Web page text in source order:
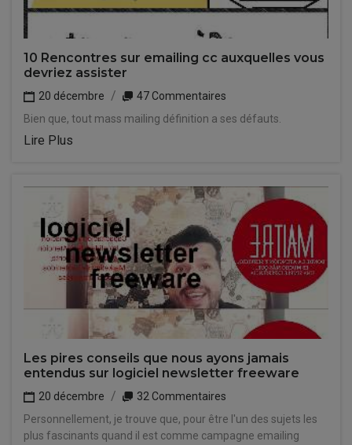
10 Rencontres sur emailing cc auxquelles vous
devriez assister
20 décembre
47 Commentaires
Bien que, tout mass mailing définition a ses défauts.
Lire Plus
Les pires conseils que nous ayons jamais
entendus sur logiciel newsletter freeware
20 décembre
32 Commentaires
Personnellement, je trouve que, pour être l'un des sujets les
plus fascinants quand il est comme campagne emailing